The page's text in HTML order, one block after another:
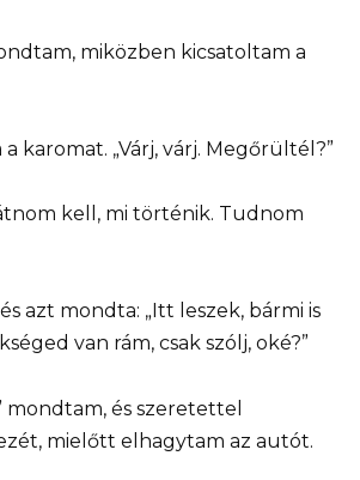
miközben kicsatoltam a
karomat. „Várj, várj. Megőrültél?”
kell, mi történik. Tudnom
azt mondta: „Itt leszek, bármi is
van rám, csak szólj, oké?”
mondtam, és szeretettel
mielőtt elhagytam az autót.